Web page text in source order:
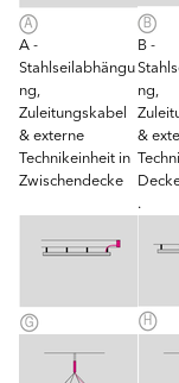
A -
Stahlseilabhängu
ng,
Zuleitungskabel
& externe
Technikeinheit in
Zwischendecke
B -
ng,
&
.